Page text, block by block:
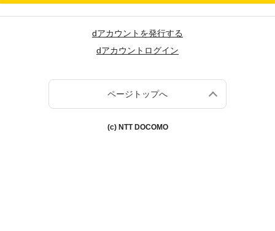
dアカウントを発行する
dアカウントログイン
ページトップへ
(c) NTT DOCOMO